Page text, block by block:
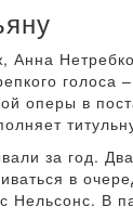
Анна
оперы в
за год.
в
Нельсонс. В